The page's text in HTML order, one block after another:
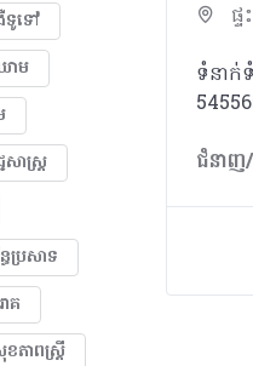
ទូទៅ
ាម
សាស្រ្ត
ប្រសាទ
គ
ភាពស្រ្តី
ផ្
ទំនាក់
ជំនា